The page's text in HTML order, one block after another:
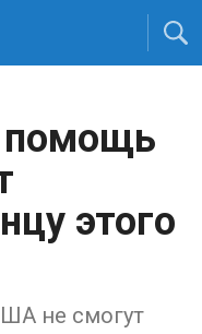
помощь
этого
не смогут